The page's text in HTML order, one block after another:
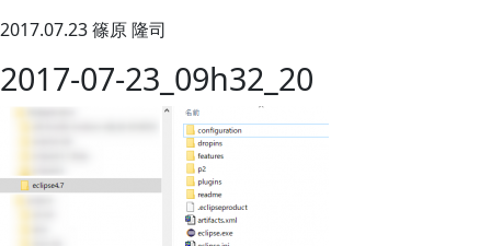
2017.07.23篠原 隆司
2017-07-23_09h32_20